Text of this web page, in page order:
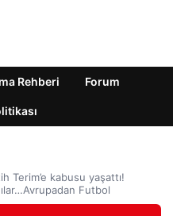
Rehberi Forum
Terim’e kabusu yaşattı!
Futbol